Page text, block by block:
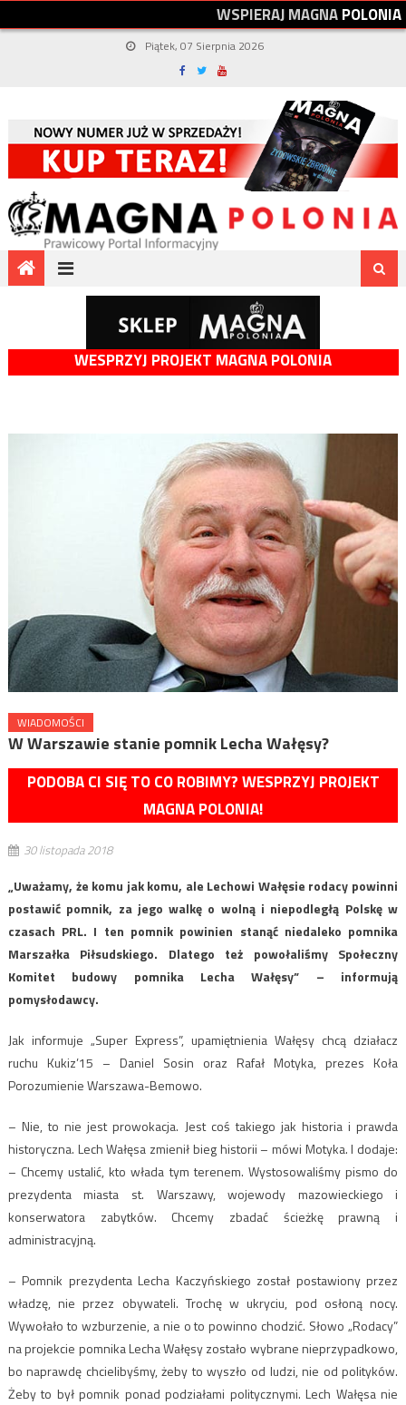
WSPIERAJMAGNAPOLONIA
Piątek, 07 Sierpnia 2026
WESPRZYJ PROJEKT MAGNA POLONIA
WIADOMOŚCI
W Warszawie stanie pomnik Lecha Wałęsy?
PODOBA CI SIĘ TO CO ROBIMY? WESPRZYJ PROJEKT
MAGNA POLONIA!
30 listopada 2018
„Uważamy, że komu jak komu, ale Lechowi Wałęsie rodacy powinni
postawić pomnik, za jego walkę o wolną i niepodległą Polskę w
czasach PRL. I ten pomnik powinien stanąć niedaleko pomnika
Marszałka Piłsudskiego. Dlatego też powołaliśmy Społeczny
Komitet budowy pomnika Lecha Wałęsy” – informują
pomysłodawcy.
Jak informuje „Super Express”, upamiętnienia Wałęsy chcą działacz
ruchu Kukiz’15 – Daniel Sosin oraz Rafał Motyka, prezes Koła
Porozumienie Warszawa-Bemowo.
– Nie, to nie jest prowokacja. Jest coś takiego jak historia i prawda
historyczna. Lech Wałęsa zmienił bieg historii – mówi Motyka. I dodaje:
– Chcemy ustalić, kto włada tym terenem. Wystosowaliśmy pismo do
prezydenta miasta st. Warszawy, wojewody mazowieckiego i
konserwatora zabytków. Chcemy zbadać ścieżkę prawną i
administracyjną.
– Pomnik prezydenta Lecha Kaczyńskiego został postawiony przez
władzę, nie przez obywateli. Trochę w ukryciu, pod osłoną nocy.
Wywołało to wzburzenie, a nie o to powinno chodzić. Słowo „Rodacy”
na projekcie pomnika Lecha Wałęsy zostało wybrane nieprzypadkowo,
bo naprawdę chcielibyśmy, żeby to wyszło od ludzi, nie od polityków.
Żeby to był pomnik ponad podziałami politycznymi. Lech Wałęsa nie